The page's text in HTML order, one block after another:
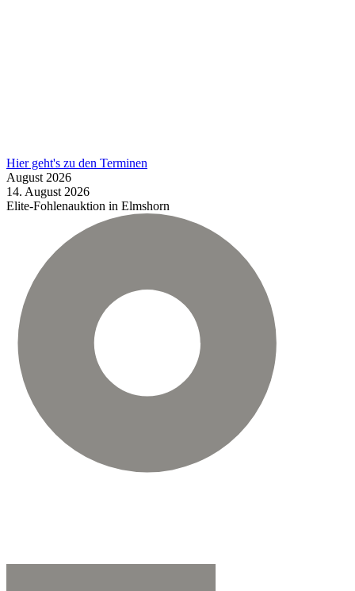
Hier geht's zu den Terminen
August 2026
14. August 2026
Elite-Fohlenauktion in Elmshorn